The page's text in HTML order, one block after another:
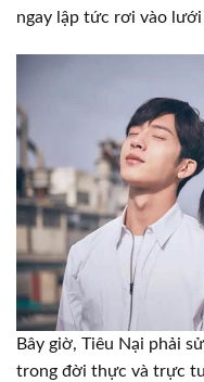
ngay lập tức rơi vào
Bây giờ, Tiêu Nại phải
trong đời thực và trực